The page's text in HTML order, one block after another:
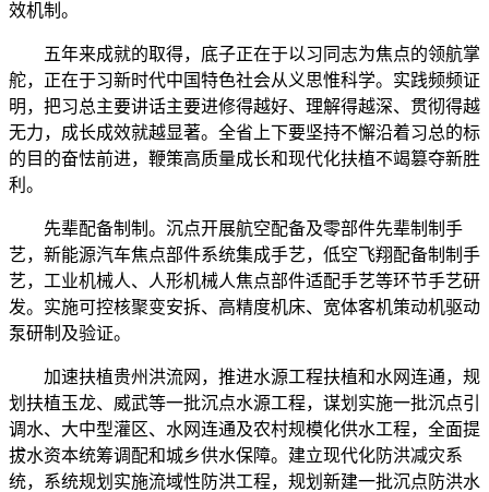
效机制。
五年来成就的取得，底子正在于以习同志为焦点的领航掌
舵，正在于习新时代中国特色社会从义思惟科学。实践频频证
明，把习总主要讲话主要进修得越好、理解得越深、贯彻得越
无力，成长成效就越显著。全省上下要坚持不懈沿着习总的标
的目的奋怯前进，鞭策高质量成长和现代化扶植不竭篡夺新胜
利。
先辈配备制制。沉点开展航空配备及零部件先辈制制手
艺，新能源汽车焦点部件系统集成手艺，低空飞翔配备制制手
艺，工业机械人、人形机械人焦点部件适配手艺等环节手艺研
发。实施可控核聚变安拆、高精度机床、宽体客机策动机驱动
泵研制及验证。
加速扶植贵州洪流网，推进水源工程扶植和水网连通，规
划扶植玉龙、威武等一批沉点水源工程，谋划实施一批沉点引
调水、大中型灌区、水网连通及农村规模化供水工程，全面提
拔水资本统筹调配和城乡供水保障。建立现代化防洪减灾系
统，系统规划实施流域性防洪工程，规划新建一批沉点防洪水